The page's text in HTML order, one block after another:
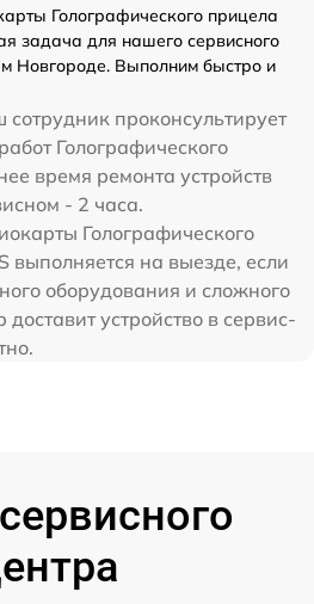
Голографического прицела
задача для нашего сервисного
Новгороде. Выполним быстро и
проконсультирует
Голографического
время ремонта устройств
- 2 часа.
Голографического
выполняется на выезде, если
оборудования и сложного
устройство в сервис-